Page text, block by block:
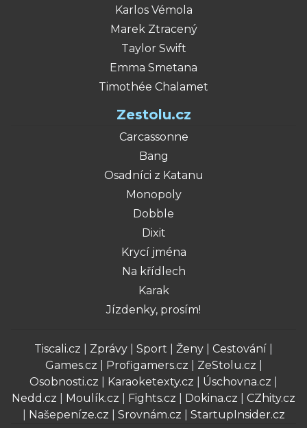
Karlos Vémola
Marek Ztracený
Taylor Swift
Emma Smetana
Timothée Chalamet
Zestolu.cz
Carcassonne
Bang
Osadníci z Katanu
Monopoly
Dobble
Dixit
Krycí jména
Na křídlech
Karak
Jízdenky, prosím!
Tiscali.cz Zprávy Sport Ženy Cestování
Games.cz
Profigamers.cz ZeStolu.cz
Osobnosti.cz
Karaoketexty.cz Úschovna.cz
Nedd.cz
Moulík.cz Fights.cz Dokina.cz
CZhity.cz
Našepeníze.cz Srovnám.cz StartupInsider.cz